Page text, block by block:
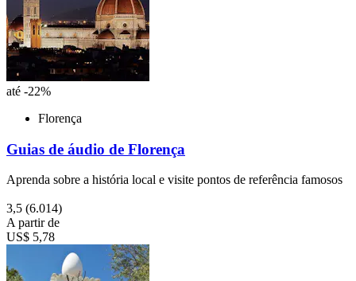
até -22%
Florença
Guias de áudio de Florença
Aprenda sobre a história local e visite pontos de referência famosos
3,5 (6.014)
A partir de
US$ 5,78